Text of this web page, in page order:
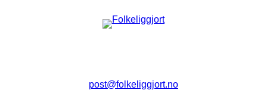
post@folkeliggjort.no